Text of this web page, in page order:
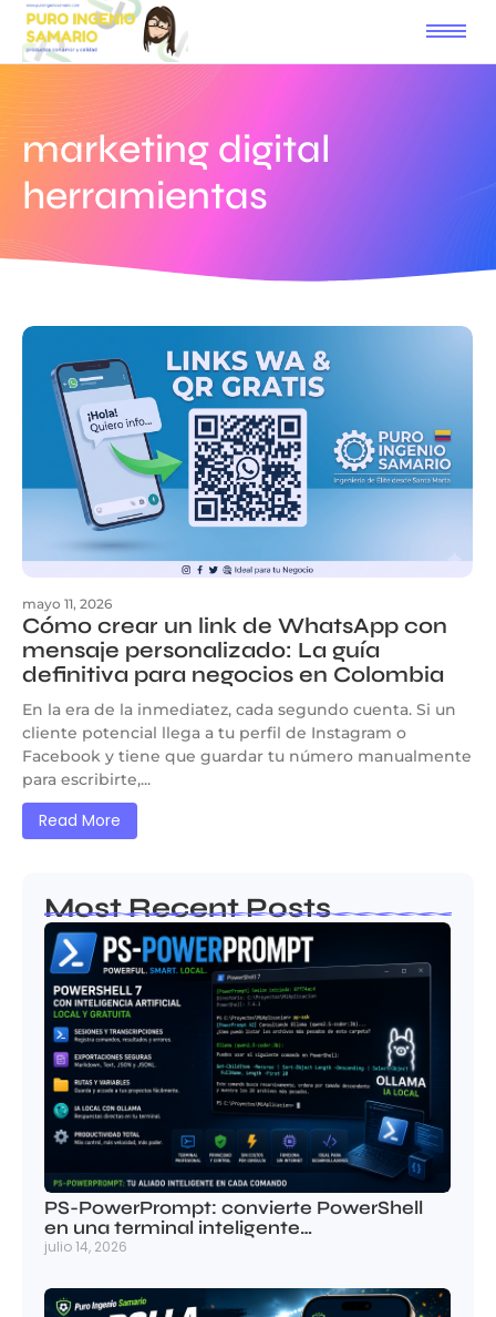
marketing digital
herramientas
mayo 11, 2026
Cómo crear un link de WhatsApp con
mensaje personalizado: La guía
definitiva para negocios en Colombia
En la era de la inmediatez, cada segundo cuenta. Si un
cliente potencial llega a tu perfil de Instagram o
Facebook y tiene que guardar tu número manualmente
para escribirte,...
Read More
Most Recent Posts
PS-PowerPrompt: convierte PowerShell
en una terminal inteligente…
julio 14, 2026